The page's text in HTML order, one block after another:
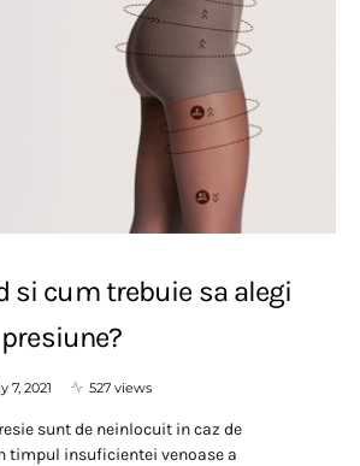
si cum trebuie sa alegi
7, 2021 527 views
sunt de neinlocuit in caz de
timpul insuficientei venoase a